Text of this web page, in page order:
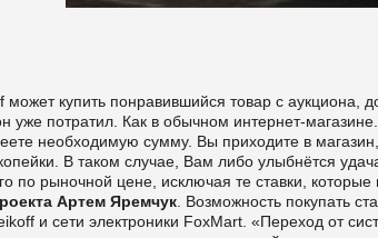
может купить понравившийся товар с аукциона,
уже потратил. Как в обычном интернет-
необходимую сумму. Вы приходите в
В таком случае, Вам либо улыбнётся
по рыночной цене, исключая те ставки,
Артем Яремчук . Возможность покупать
и сети электроники FoxMart. «Переход от